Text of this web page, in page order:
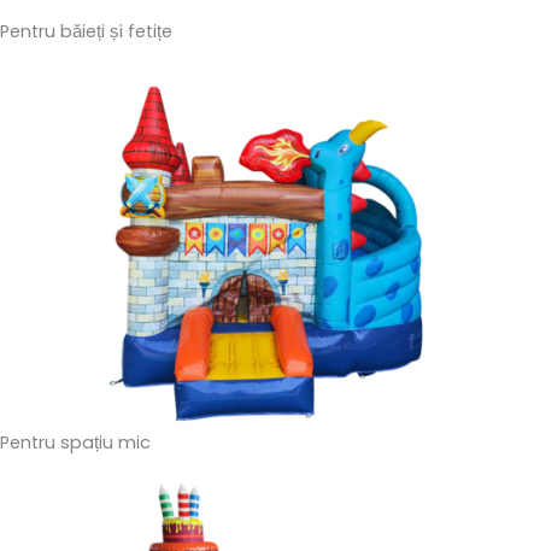
Pentru băieți și fetițe
Pentru spațiu mic